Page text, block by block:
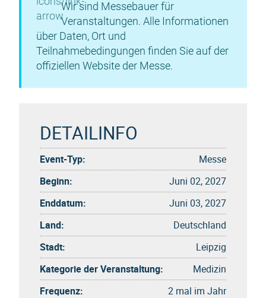
Wir sind Messebauer für
Veranstaltungen. Alle Informationen
über Daten, Ort und
Teilnahmebedingungen finden Sie auf der
offiziellen Website der Messe.
DETAILINFO
Event-Typ:
Messe
Beginn:
Juni 02, 2027
Enddatum:
Juni 03, 2027
Land:
Deutschland
Stadt:
Leipzig
Kategorie der Veranstaltung:
Medizin
Frequenz:
2 mal im Jahr